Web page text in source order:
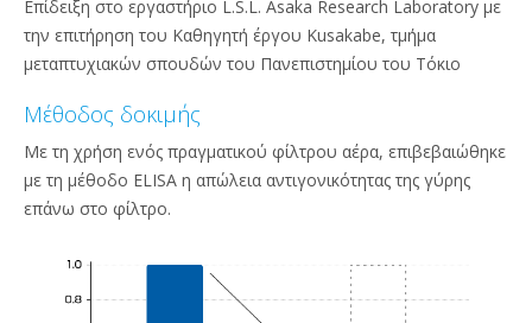
Επίδειξη στο εργαστήριο L.S.L. Asaka Research Laboratory με
την επιτήρηση του Καθηγητή έργου Kusakabe, τμήμα
μεταπτυχιακών σπουδών του Πανεπιστημίου του Τόκιο
Μέθοδος δοκιμής
Με τη χρήση ενός πραγματικού φίλτρου αέρα, επιβεβαιώθηκε
με τη μέθοδο ELISA η απώλεια αντιγονικότητας της γύρης
επάνω στο φίλτρο.